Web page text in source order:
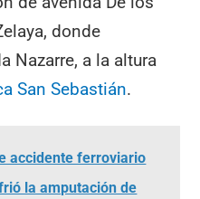
donde
Nazarre, a la altura
San Sebastián.
accidente ferroviario
la amputación de